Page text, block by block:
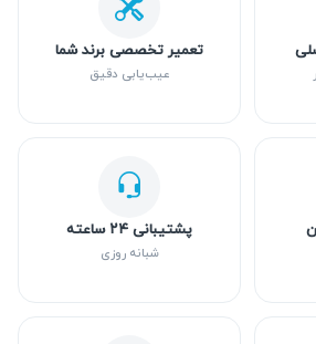
تعمیر تخصصی برند شما
عیب‌یابی دقیق
پشتیبانی ۲۴ ساعته
شبانه روزی